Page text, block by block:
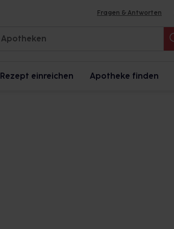
Fragen & Antworten
Rezept einreichen Apotheke finden